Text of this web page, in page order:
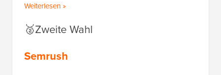
Weiterlesen »
🥈Zweite Wahl
Semrush